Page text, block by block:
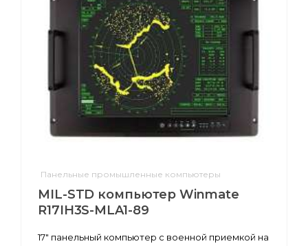
Панельные промышленные компьютеры
MIL-STD компьютер Winmate
R17IH3S-MLA1-89
17" панельный компьютер с военной приемкой на